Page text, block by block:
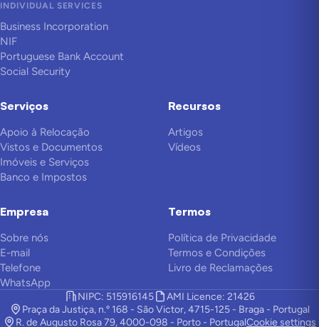
INDIVIDUAL SERVICES
Business Incorporation
NIF
Portuguese Bank Account
Social Security
Serviços
Apoio à Relocação
Vistos e Documentos
Imóveis e Serviços
Banco e Impostos
Recursos
Artigos
Vídeos
Empresa
Sobre nós
E-mail
Telefone
WhatsApp
Termos
Política de Privacidade
Termos e Condições
Livro de Reclamações
NIPC: 515916145
AMI Licence: 21426
Praça da Justiça, n.º 168 - São Victor, 4715-125 - Braga - Portugal
R. de Augusto Rosa 79, 4000-098 - Porto - PortugalCookie settings